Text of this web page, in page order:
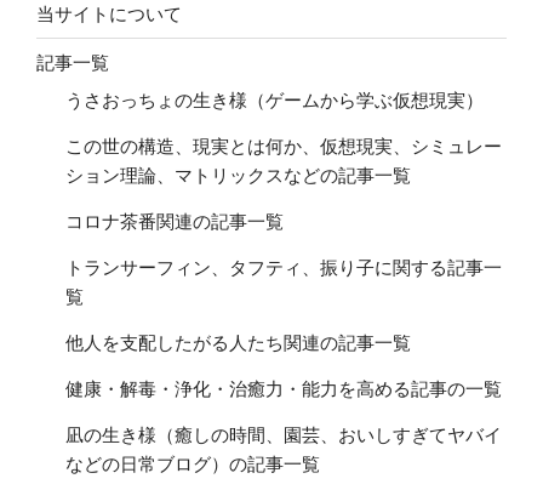
当サイトについて
記事一覧
うさおっちょの生き様（ゲームから学ぶ仮想現実）
この世の構造、現実とは何か、仮想現実、シミュレー
ション理論、マトリックスなどの記事一覧
コロナ茶番関連の記事一覧
トランサーフィン、タフティ、振り子に関する記事一
覧
他人を支配したがる人たち関連の記事一覧
健康・解毒・浄化・治癒力・能力を高める記事の一覧
凪の生き様（癒しの時間、園芸、おいしすぎてヤバイ
などの日常ブログ）の記事一覧